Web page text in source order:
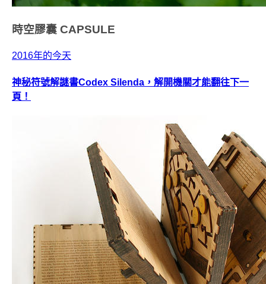
時空膠囊 CAPSULE
2016年的今天
神秘符號解謎書Codex Silenda，解開機關才能翻往下一
頁！